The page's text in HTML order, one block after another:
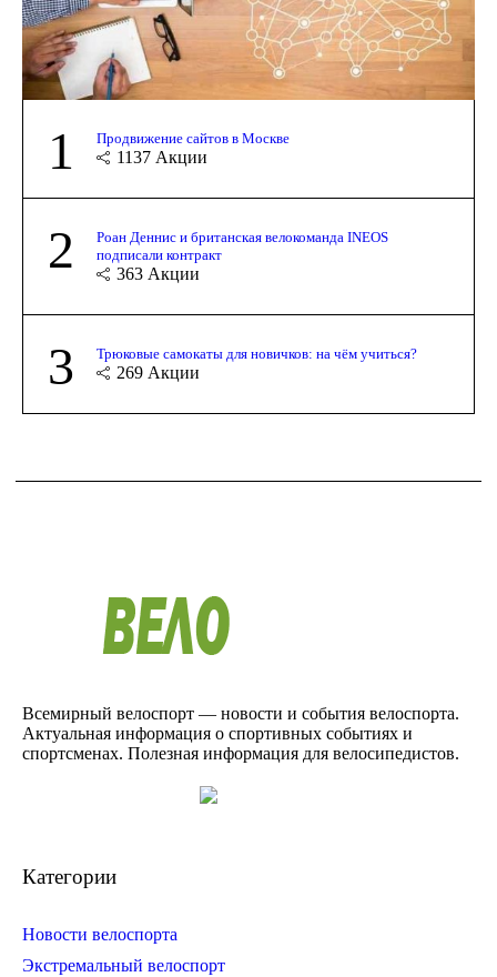
1 Продвижение сайтов в Москве
1137 Акции
2
Роан Деннис и британская велокоманда INEOS
подписали контракт
363 Акции
3 Трюковые самокаты для новичков: на чём учиться?
269 Акции
Всемирный велоспорт — новости и события велоспорта.
Актуальная информация о спортивных событиях и
спортсменах. Полезная информация для велосипедистов.
Категории
Новости велоспорта
Экстремальный велоспорт